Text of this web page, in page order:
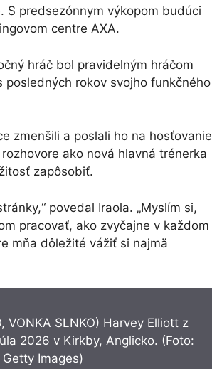
predsezónnym výkopom budúci
centre AXA.
hráč bol pravidelným hráčom
rokov svojho funkčného
zmenšili a poslali ho na hosťovanie
ako nová hlavná trénerka
zapôsobiť.
povedal Iraola. „Myslím si,
pracovať, ako zvyčajne v každom
mňa dôležité vážiť si najmä